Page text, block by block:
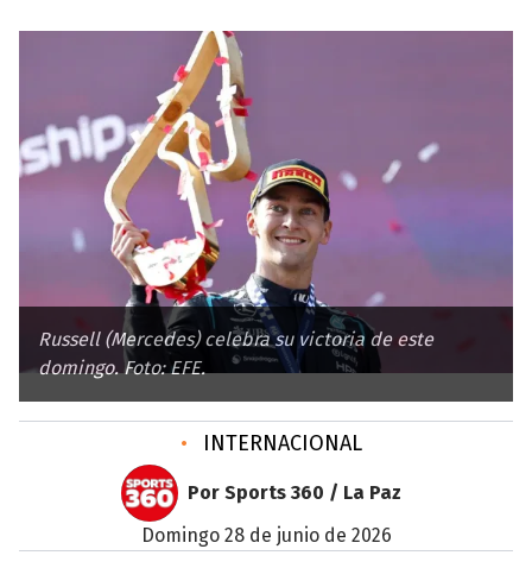
Russell (Mercedes) celebra su victoria de este
domingo. Foto: EFE.
• INTERNACIONAL
Por Sports 360 / La Paz
domingo 28 de junio de 2026